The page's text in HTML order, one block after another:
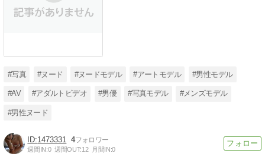
#写真 #ヌード #ヌードモデル #アートモデル #男性モデル
#AV #アダルトビデオ #男優 #写真モデル #メンズモデル
#男性ヌード
1473331 4
週間IN:0 週間OUT:12 月間IN:0